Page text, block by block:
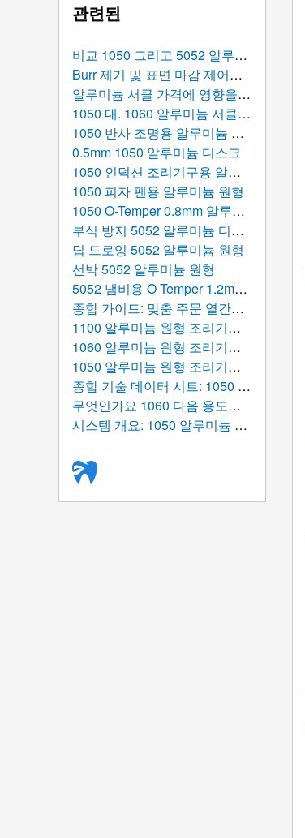
관련된
비교 1050 그리고 5052 알루미늄 디스크: 귀하의 제조 프로젝트에 더 적합한 것은 무엇입니까??
Burr 제거 및 표면 마감 제어에 대한 종합 가이드 1050 스탬프 알루미늄 디스크
알루미늄 서클 가격에 영향을 미치는 요인에 대한 상세 분석: 비용을 결정하는 요소?
1050 대. 1060 알루미늄 서클: 심층 비교, 성능 매개변수, 및 선택 가이드
1050 반사 조명용 알루미늄 원형
0.5mm 1050 알루미늄 디스크
1050 인덕션 조리기구용 알루미늄 원형 디스크
1050 피자 팬용 알루미늄 원형
1050 O-Temper 0.8mm 알루미늄 원형
부식 방지 5052 알루미늄 디스크
딥 드로잉 5052 알루미늄 원형
선박 5052 알루미늄 원형
5052 냄비용 O Temper 1.2mm 알루미늄 원형
종합 가이드: 맞춤 주문 열간압연 알루미늄 디스크
1100 알루미늄 원형 조리기구: 원자 구조에서 글로벌 테이블까지의 궁극적인 가이드
1060 알루미늄 원형 조리기구: 성능에 대한 궁극적인 가이드, 조작, 및 응용
1050 알루미늄 원형 조리기구: 현대식 주방용품 제조를 위한 고순도 알루미늄 솔루션
종합 기술 데이터 시트: 1050 알루미늄 원형
무엇인가요 1060 다음 용도로 사용되는 알루미늄 원형/디스크?
시스템 개요: 1050 알루미늄 원형/디스크 (알루미늄 라운드 블랭크)